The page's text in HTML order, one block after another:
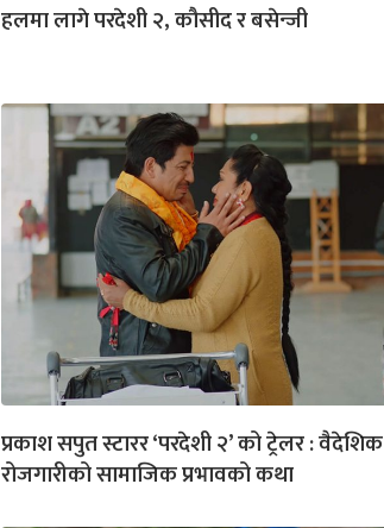
हलमा लागे परदेशी २, कौसीद र बसेन्जी
प्रकाश सपुत स्टारर ‘परदेशी २’ को ट्रेलर : वैदेशिक
रोजगारीको सामाजिक प्रभावको कथा